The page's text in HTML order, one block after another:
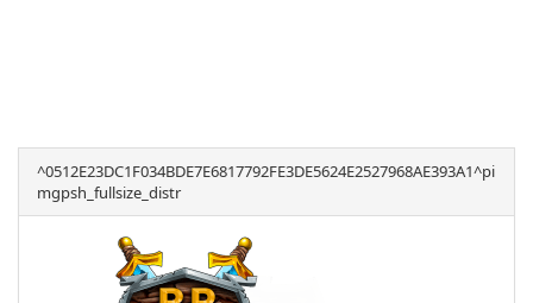
^0512E23DC1F034BDE7E6817792FE3DE5624E2527968AE393A1^pi
mgpsh_fullsize_distr